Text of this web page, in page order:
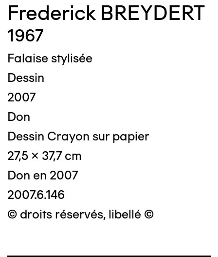
Frederick BREYDERT
1967
Falaise stylisée
Dessin
2007
Don
Dessin Crayon sur papier
27,5 x 37,7 cm
Don en 2007
2007.6.146
© droits réservés, libellé ©